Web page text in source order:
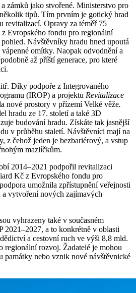
zámků jako stvořené. Ministerstvo pro
tipů. Tím prvním je gotický hrad
revitalizací. Opravy za téměř 75
Evropského fondu pro regionální
Návštěvníky hradu hned upoutá
omítky. Naopak odvodnění a
až příští generace, pro které
Díky podpoře z Integrovaného
(IROP) a projektu Revitalizace
nové prostory v přízemí Velké věže.
hradu ze 17. století a také 3D
budování hradu. Získáte tak jasnější
v průběhu staletí. Návštěvníci mají na
z čehož jeden je bezbariérový, a vstup
mazlíčkům.
2014–2021 podpořil revitalizaci
Kč z Evropského fondu pro
umožnila zpřístupnění veřejnosti
a vytvoření nových zajímavých
vyhrazeny také v současném
2021–2027, a to konkrétně v oblasti
a cestovní ruch ve výši 8,8 mld.
regionální rozvoj. Žadatelé je mohou
památky nebo vznik nové návštěvnické